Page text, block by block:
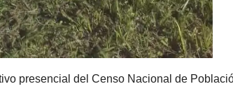
presencial del Censo Nacional de